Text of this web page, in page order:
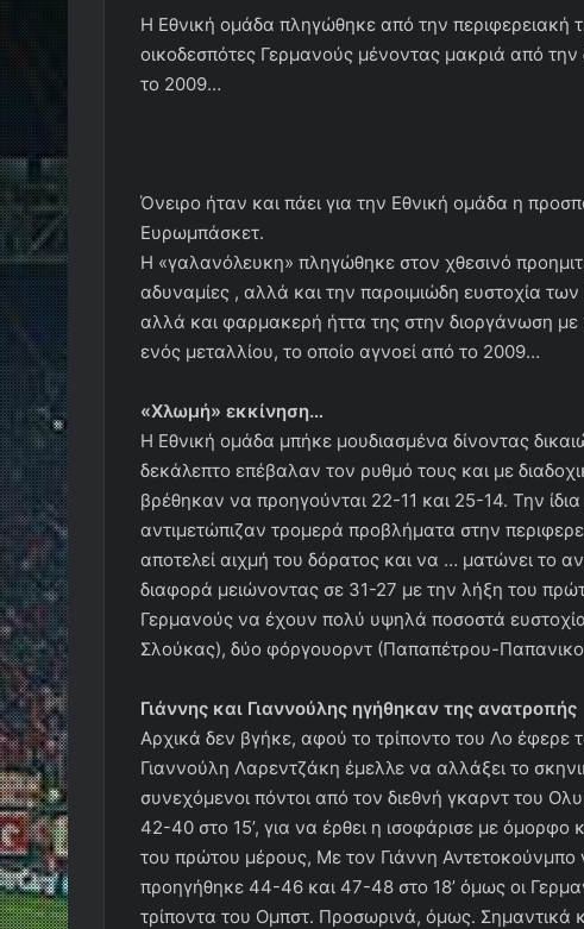
Η Εθνική ομάδα πληγώθηκε από την περιφερειακή
οικοδεσπότες Γερμανούς μένοντας μακριά από την
το 2009…
Όνειρο ήταν και πάει για την Εθνική ομάδα η
Ευρωμπάσκετ.
Η «γαλανόλευκη» πληγώθηκε στον χθεσινό
αδυναμίες , αλλά και την παροιμιώδη ευστοχία
αλλά και φαρμακερή ήττα της στην διοργάνωση
ενός μεταλλίου, το οποίο αγνοεί από το 2009…
«Χλωμή» εκκίνηση…
Η Εθνική ομάδα μπήκε μουδιασμένα δίνοντας
δεκάλεπτο επέβαλαν τον ρυθμό τους και με
βρέθηκαν να προηγούνται 22-11 και 25-14. Την ίδια
αντιμετώπιζαν τρομερά προβλήματα στην
αποτελεί αιχμή του δόρατος και να … ματώνει το
διαφορά μειώνοντας σε 31-27 με την λήξη του
Γερμανούς να έχουν πολύ υψηλά ποσοστά
Σλούκας), δύο φόργουορντ (Παπαπέτρου-
Γιάννης και Γιαννούλης ηγήθηκαν της ανατροπής
Αρχικά δεν βγήκε, αφού το τρίποντο του Λο
Γιαννούλη Λαρεντζάκη έμελλε να αλλάξει το
συνεχόμενοι πόντοι από τον διεθνή γκαρντ του
42-40 στο 15’, για να έρθει η ισοφάρισε με όμορφο
του πρώτου μέρους, Με τον Γιάννη
προηγήθηκε 44-46 και 47-48 στο 18’ όμως οι
τρίποντα του Ομπστ. Προσωρινά, όμως. Σημαντικά